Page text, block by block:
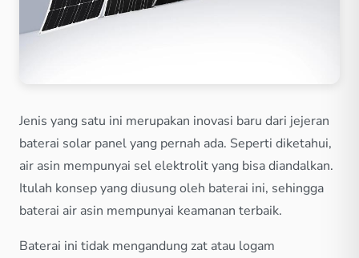
Jenis yang satu ini merupakan inovasi baru dari jejeran
baterai solar panel yang pernah ada. Seperti diketahui,
air asin mempunyai sel elektrolit yang bisa diandalkan.
Itulah konsep yang diusung oleh baterai ini, sehingga
baterai air asin mempunyai keamanan terbaik.
Baterai ini tidak mengandung zat atau logam